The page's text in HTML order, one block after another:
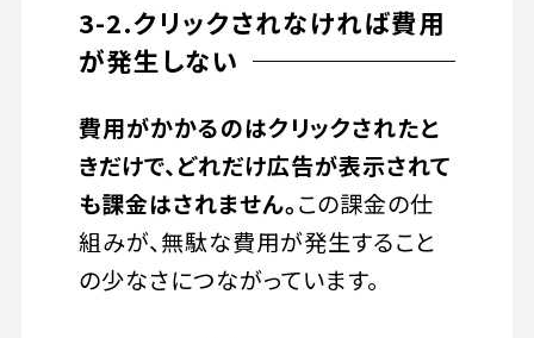
3-2.クリックされなければ費用
が発生しない
費用がかかるのはクリックされたと
きだけで、どれだけ広告が表示されて
も課金はされません。この課金の仕
組みが、無駄な費用が発生すること
の少なさにつながっています。